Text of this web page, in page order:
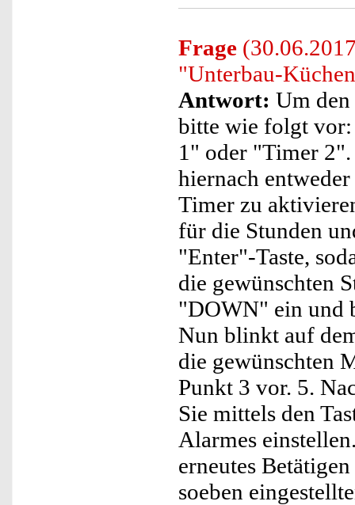
Frage
"Unterbau-
Antwort: Um den
bitte wie folgt vor:
1" oder "Timer
hiernach
Timer zu
für die Stunden
"Enter"-Taste,
die gewünschten
"DOWN" ein und
Nun blinkt auf
die gewünschten
Punkt 3 vor. 5.
Sie mittels den
Alarmes
erneutes
soeben